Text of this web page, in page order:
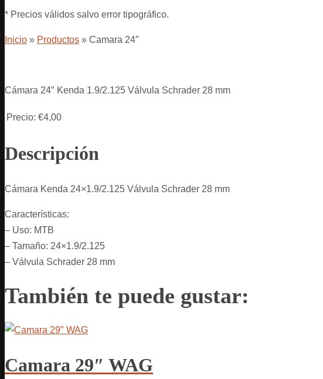
* Precios válidos salvo error tipográfico.
Inicio » Productos » Camara 24″
Cámara 24″ Kenda 1.9/2.125 Válvula Schrader 28 mm
Precio: €4,00
Descripción
Cámara Kenda 24×1.9/2.125 Válvula Schrader 28 mm
Características:
– Uso: MTB
– Tamaño: 24×1.9/2.125
– Válvula Schrader 28 mm
También te puede gustar:
Camara 29″ WAG